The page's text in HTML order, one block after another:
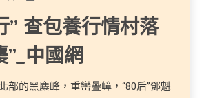
” 查包養行情村落
”_中國網
部的黑麋峰，重巒疊嶂，“80后”鄧魁